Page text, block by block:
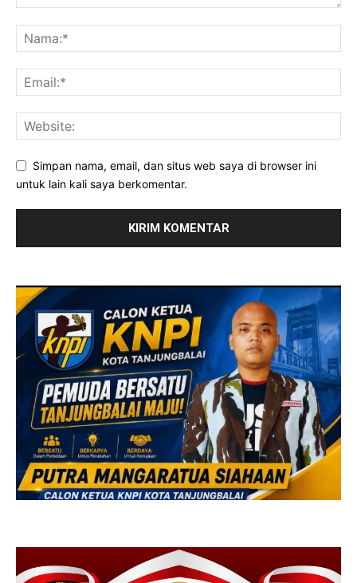
Simpan nama, email, dan situs web saya di browser ini
untuk lain kali saya berkomentar.